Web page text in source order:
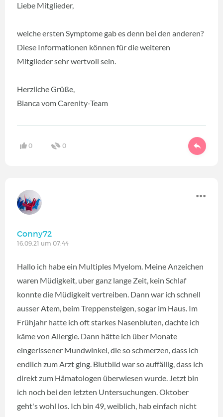
Liebe Mitglieder,
welche ersten Symptome gab es denn bei den anderen?
Diese Informationen können für die weiteren
Mitglieder sehr wertvoll sein.
Herzliche Grüße,
Bianca vom Carenity-Team
0 0
Conny72
16.09.21 um 07:44
Hallo ich habe ein Multiples Myelom. Meine Anzeichen
waren Müdigkeit, uber ganz lange Zeit, kein Schlaf
konnte die Müdigkeit vertreiben. Dann war ich schnell
ausser Atem, beim Treppensteigen, sogar im Haus. Im
Frühjahr hatte ich oft starkes Nasenbluten, dachte ich
käme von Allergie. Dann hätte ich über Monate
eingerissener Mundwinkel, die so schmerzen, dass ich
endlich zum Arzt ging. Blutbild war so auffällig, dass ich
direkt zum Hämatologen überwiesen wurde. Jetzt bin
ich noch bei den letzten Untersuchungen. Oktober
geht's wohl los. Ich bin 49, weiblich, hab einfach nicht